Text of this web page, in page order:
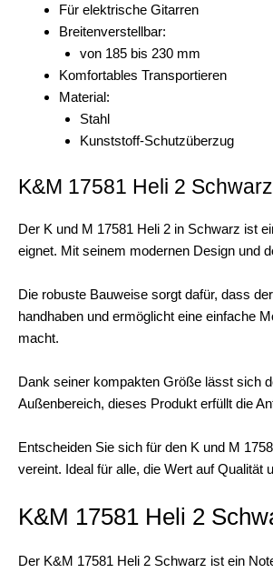
Für elektrische Gitarren
Breitenverstellbar:
von 185 bis 230 mm
Komfortables Transportieren
Material:
Stahl
Kunststoff-Schutzüberzug
K&M 17581 Heli 2 Schwarz
Der K und M 17581 Heli 2 in Schwarz ist
eignet. Mit seinem modernen Design und
Die robuste Bauweise sorgt dafür, dass
handhaben und ermöglicht eine einfache
macht.
Dank seiner kompakten Größe lässt sich
Außenbereich, dieses Produkt erfüllt die
Entscheiden Sie sich für den K und M
vereint. Ideal für alle, die Wert auf Qualität
K&M 17581 Heli 2
Der K&M 17581 Heli 2 Schwarz ist ein